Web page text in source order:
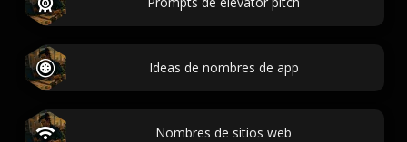
Ideas de nombres de app
Nombres de sitios web